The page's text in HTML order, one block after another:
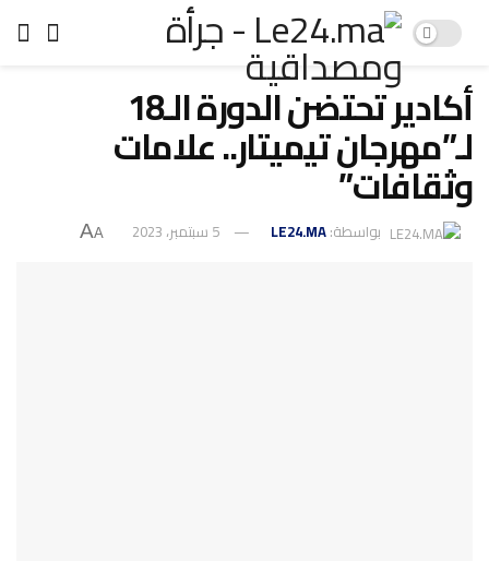
أكادير تحتضن الدورة الـ18
لـ”مهرجان تيميتار.. علامات
وثقافات”
بواسطة:LE24.MA 5 سبتمبر، 2023 A
A